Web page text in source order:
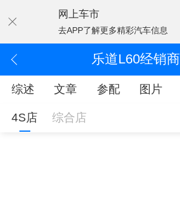
网上车市
去APP了解更多精彩汽车信息
乐道L60经销商
综述 文章 参配 图片
4S店 综合店